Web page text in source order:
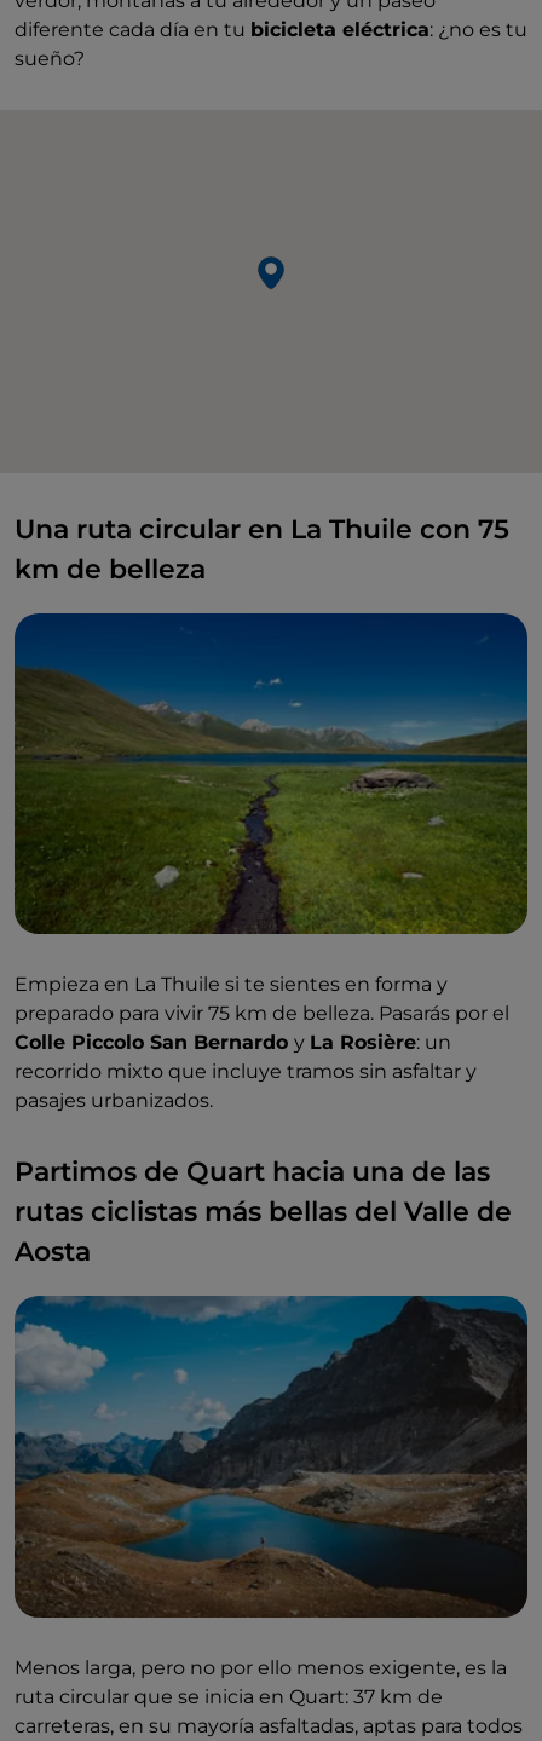
diferente cada día en tu bicicleta eléctrica: ¿no es tu
sueño?
Una ruta circular en La Thuile con 75
km de belleza
Empieza en La Thuile si te sientes en forma y
preparado para vivir 75 km de belleza. Pasarás por el
Colle Piccolo San Bernardo y La Rosière: un
recorrido mixto que incluye tramos sin asfaltar y
pasajes urbanizados.
Partimos de Quart hacia una de las
rutas ciclistas más bellas del Valle de
Aosta
Menos larga, pero no por ello menos exigente, es la
ruta circular que se inicia en Quart: 37 km de
carreteras, en su mayoría asfaltadas, aptas para todos